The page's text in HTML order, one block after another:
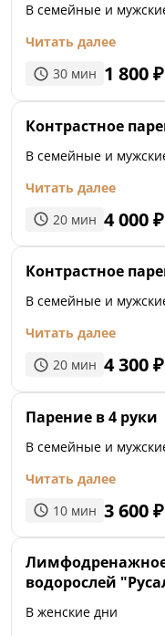
В семейные и
Читать далее
30 мин 1 800₽
Контрастное
В семейные и
Читать далее
20 мин 4 000₽
Контрастное
В семейные и
Читать далее
20 мин 4 300₽
Парение в 4 руки
В семейные и
Читать далее
10 мин 3 600₽
водорослей
В женские дни